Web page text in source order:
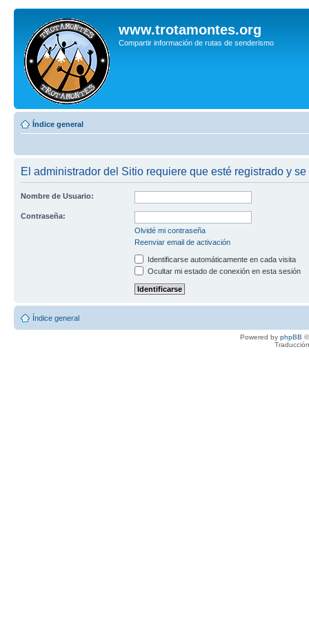
www.trotamontes.org
Compartir información de rutas de senderismo
Índice general
El administrador del Sitio requiere que esté registrado y
Nombre de Usuario:
Contraseña:
Olvidé mi contraseña
Reenviar email de activación
Identificarse automáticamente en cada visita
Ocultar mi estado de conexión en esta sesión
Índice general
Powered by phpBB